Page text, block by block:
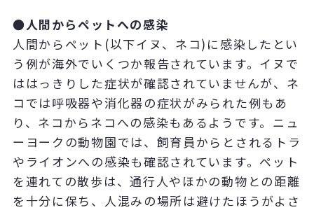
●人間からペットへの感染
人間からペット(以下イヌ、ネコ)に感染したとい
う例が海外でいくつか報告されています。イヌで
ははっきりした症状が確認されていませんが、ネ
コでは呼吸器や消化器の症状がみられた例もあ
り、ネコからネコへの感染もあるようです。ニュ
ーヨークの動物園では、飼育員からとされるトラ
やライオンへの感染も確認されています。 ペット
を連れての散歩は、通行人やほかの動物との距離
を十分に保ち、人混みの場所は避けたほうがよさ